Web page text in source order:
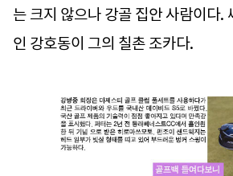
는 크지 않으나 강골 집안 사람이다.
인 강호동이 그의 칠촌 조카다.